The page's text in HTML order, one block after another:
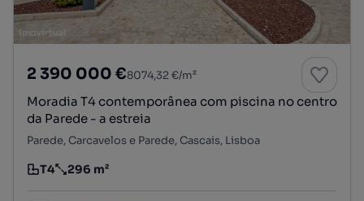
2 390 000 €8074,32 €/m²
Moradia T4 contemporânea com piscina no centro
da Parede - a estreia
Parede, Carcavelos e Parede, Cascais, Lisboa
Tipologia
T4
Preço por metro quadrado
296 m²